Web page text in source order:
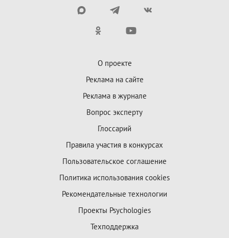
О проекте
Реклама на сайте
Реклама в журнале
Вопрос эксперту
Глоссарий
Правила участия в конкурсах
Пользовательское соглашение
Политика использования cookies
Рекомендательные технологии
Проекты Psychologies
Техподдержка